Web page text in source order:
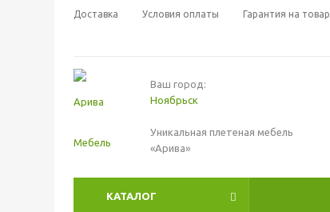
Доставка Условия оплаты Гарантия на товар
Ваш город:
Ноябрьск
Уникальная плетеная мебель
«Арива»
КАТАЛОГ